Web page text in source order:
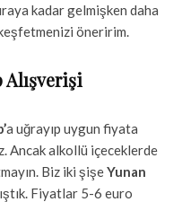
kadar gelmişken daha
öneririm.
Alışverişi
a uğrayıp uygun fiyata
Ancak alkollü içeceklerde
Biz iki şişeYunan
Fiyatlar 5-6 euro